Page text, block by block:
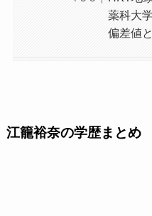
薬科大
偏差値
江籠裕奈の学歴まとめ